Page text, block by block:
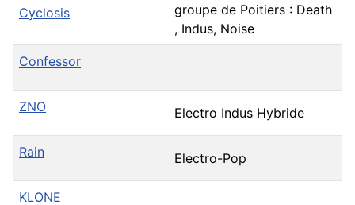
Cyclosis
groupe de Poitiers : Death
, Indus, Noise
Confessor
ZNO Electro Indus Hybride
Rain Electro-Pop
KLONE